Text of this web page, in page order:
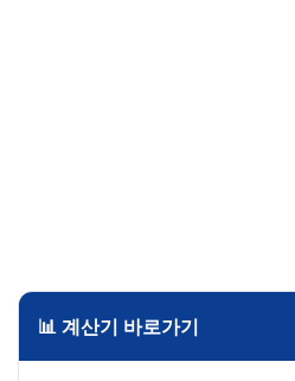
📊 계산기 바로가기